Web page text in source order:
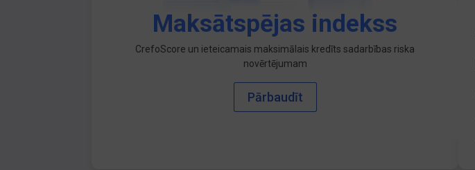
Maksātspējas indekss
CrefoScore un ieteicamais maksimālais kredīts sadarbības riska
novērtējumam
Pārbaudīt